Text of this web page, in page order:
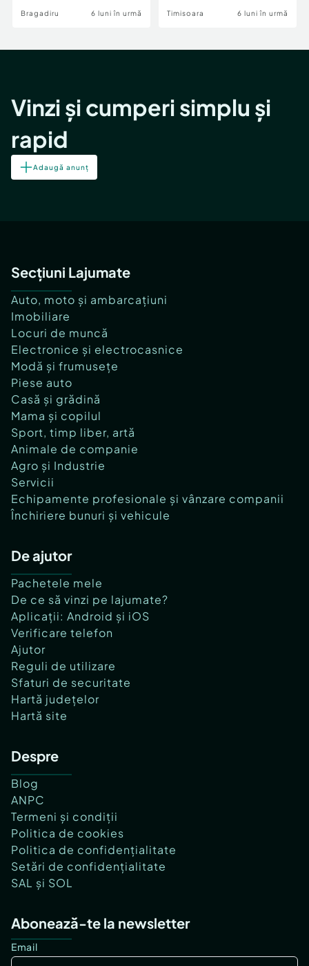
Bragadiru 6 luni în urmă Timisoara 6 luni în urmă
Vinzi și cumperi simplu și
rapid
Adaugă anunț
Secțiuni Lajumate
Auto, moto și ambarcațiuni
Imobiliare
Locuri de muncă
Electronice și electrocasnice
Modă și frumusețe
Piese auto
Casă și grădină
Mama și copilul
Sport, timp liber, artă
Animale de companie
Agro și Industrie
Servicii
Echipamente profesionale și vânzare companii
Închiriere bunuri și vehicule
De ajutor
Pachetele mele
De ce să vinzi pe lajumate?
Aplicații: Android și iOS
Verificare telefon
Ajutor
Reguli de utilizare
Sfaturi de securitate
Hartă județelor
Hartă site
Despre
Blog
ANPC
Termeni și condiții
Politica de cookies
Politica de confidențialitate
Setări de confidențialitate
SAL și SOL
Abonează-te la newsletter
Email